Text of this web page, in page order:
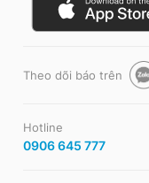
Theo dõi báo trên
Hotline
0906 645 777